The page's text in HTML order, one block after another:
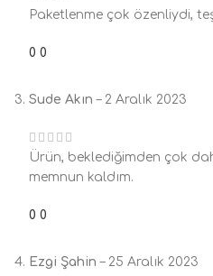
Paketlenme çok özenliydi,
0 0
Sude Akın– 2 Aralık 2023
Ürün, beklediğimden çok
memnun kaldım.
0 0
Ezgi Şahin– 25 Aralık 2023